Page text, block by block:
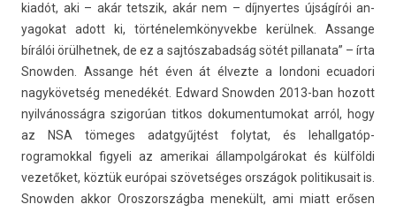
kiadót, aki – akár tetszik, akár nem – díj­nyer­tes újságírói an­
yagokat adott ki, tör­ténelem­könyvek­be kerülnek. As­san­ge
bírálói örül­hetnek, de ez a saj­tószabad­ság sötét pil­lanata” – írta
Snowd­en. As­san­ge hét éven át élvez­te a lon­doni ecuadori
nagykövetség menedékét. Ed­ward Snowd­en 2013-ban hozott
nyilvánosságra szigorúan tit­kos dokumen­tumokat arról, hogy
az NSA tömeges adat­gyűj­tést folytat, és lehallgatóp­
rogramokk­al figyeli az amerikai állam­polgárokat és külföldi
vezetőket, köztük európai szövetséges országok politikusait is.
Snowd­en akkor Oros­zország­ba menekült, ami miatt erősen